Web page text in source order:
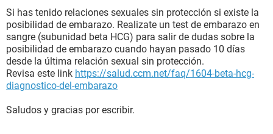
Si has tenido relaciones sexuales sin protección si existe la
posibilidad de embarazo. Realizate un test de embarazo en
sangre (subunidad beta HCG) para salir de dudas sobre la
posibilidad de embarazo cuando hayan pasado 10 días
desde la última relación sexual sin protección.
Revisa este link https://salud.ccm.net/faq/1604-beta-hcg-
diagnostico-del-embarazo
Saludos y gracias por escribir.